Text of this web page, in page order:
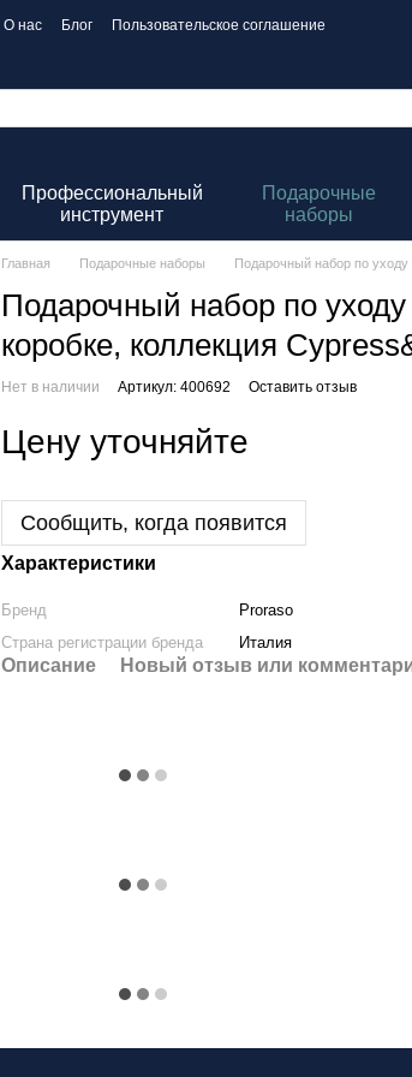
О нас Блог
Пользовательское соглашение
Профессиональный
инструмент
Подарочные
наборы
Главная Подарочные наборы Подарочный набор по уходу
Подарочный набор по
коробке, коллекция
Нет в наличии Артикул: 400692 Оставить отзыв
Цену уточняйте
Сообщить, когда появится
Характеристики
Бренд
Proraso
Страна регистрации бренда
Италия
Описание Новый отзыв или